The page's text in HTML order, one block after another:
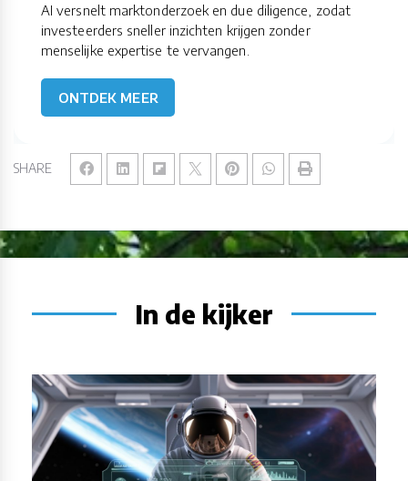
SHARE
AI versnelt marktonderzoek en due diligence, zodat
investeerders sneller inzichten krijgen zonder
menselijke expertise te vervangen.
ONTDEK MEER
In de kijker